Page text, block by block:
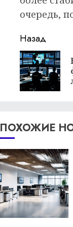
очередь,
чтение
Назад
ПОХОЖИЕ